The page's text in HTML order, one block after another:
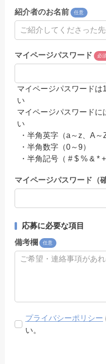
紹介者のお名前 任意
マイページパスワード 必
マイページパスワードは
い
マイページパスワードに
い
・半角英字（a～z、A～Z
・半角数字（0～9）
・半角記号（ # $ % & *
マイページパスワード（
応募に必要な項目
備考欄
任意
プライバシーポリシー
い。